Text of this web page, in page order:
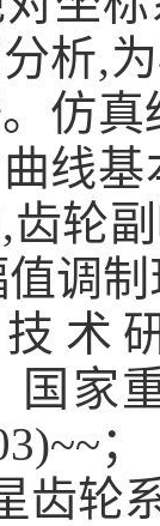
析,
仿真
线基
,齿轮
调
术
国家
；
齿轮